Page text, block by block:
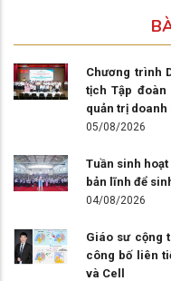
Chương trình
tịch Tập đoàn
quản trị doanh
05/08/2026
Tuần sinh
bản lĩnh để
04/08/2026
Giáo sư cộng
công bố liên
và Cell